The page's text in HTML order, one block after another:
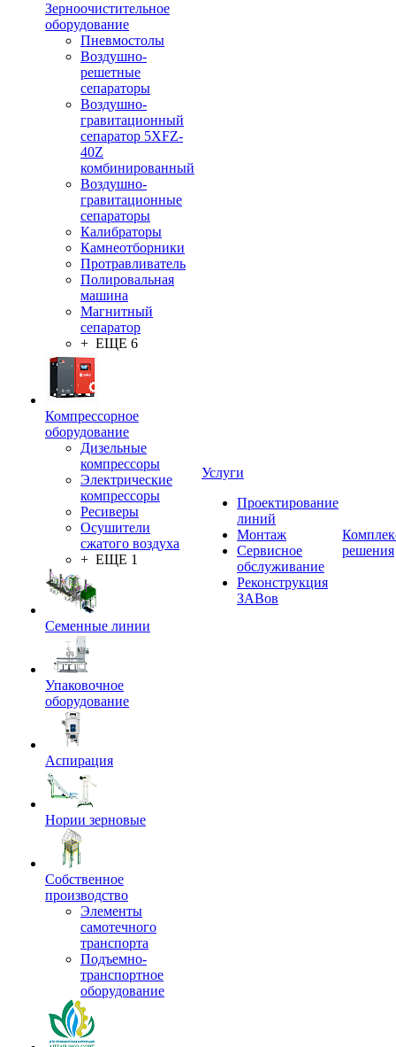
Зерноочистительное
оборудование
Пневмостолы
Воздушно-
решетные
сепараторы
Воздушно-
гравитационный
сепаратор 5XFZ-
40Z
комбинированный
Воздушно-
гравитационные
сепараторы
Калибраторы
Камнеотборники
Протравливатель
Полировальная
машина
Магнитный
сепаратор
+ ЕЩЕ 6
Компрессорное
оборудование
Дизельные
компрессоры
Электрические
компрессоры
Ресиверы
Осушители
сжатого воздуха
+ ЕЩЕ 1
Семенные линии
Упаковочное
оборудование
Аспирация
Нории зерновые
Собственное
производство
Элементы
самотечного
транспорта
Подъемно-
транспортное
оборудование
Услуги
Проектирование
линий
Монтаж
Сервисное
обслуживание
Реконструкция
ЗАВов
решения